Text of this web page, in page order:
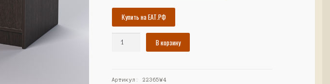
Купить на ЕАТ.РФ
кофемашину
В корзину
Артикул:22365W4